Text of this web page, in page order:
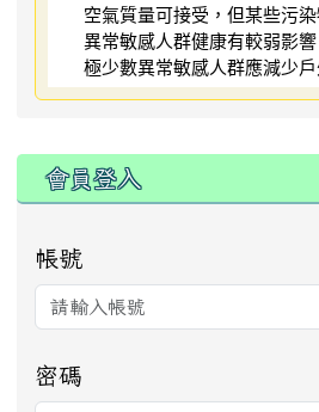
空氣質量可接受，但某些污
異常敏感人群健康有較弱影響
極少數異常敏感人群應減少
:::
會員登入
帳號
密碼